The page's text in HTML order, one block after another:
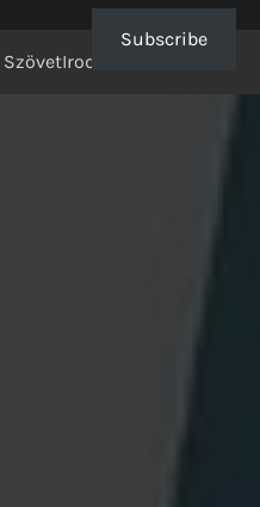
SzövetIrodalom
Subscribe